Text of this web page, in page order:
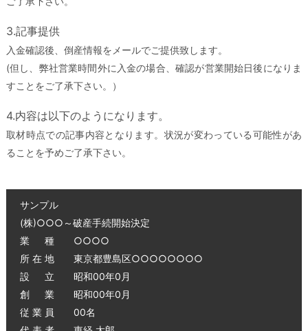
3.記事提供
入金確認後、倒産情報をメールでご提供致します。
(但し、弊社営業時間外に入金の場合、確認が営業開始日後になりま
すことをご了承下さい。）
4.内容は以下のようになります。
取材時点での記事内容となります。状況が変わっている可能性があ
ることを予めご了承下さい。
サンプル
(株)○○○～破産手続開始決定
業 種 ○○○○
所 在 地 東京都豊島区○○○○○○○○
設 立 昭和00年0月
創 業 昭和00年0月
従 業 員 00名